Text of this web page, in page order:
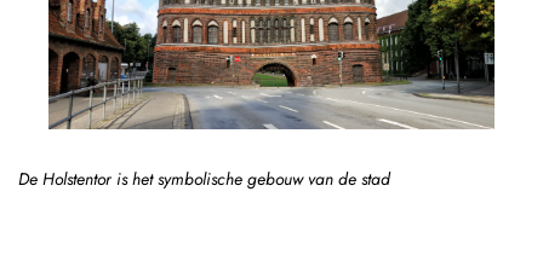
De Holstentor is het symbolische gebouw van de stad